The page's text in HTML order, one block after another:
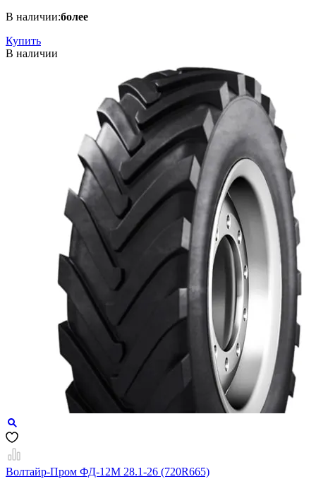
В наличии:более
Купить
В наличии
Волтайр-Пром ФД-12М 28.1-26 (720R665)